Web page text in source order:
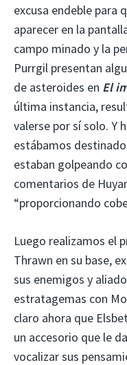
excusa endeble para
aparecer en la
campo minado y la
Purrgil presentan
de asteroides en El
última instancia,
valerse por sí solo. Y
estábamos
estaban golpeando
comentarios de
“proporcionando
Luego realizamos el
Thrawn en su base,
sus enemigos y
estratagemas con
claro ahora que
un accesorio que le
vocalizar sus